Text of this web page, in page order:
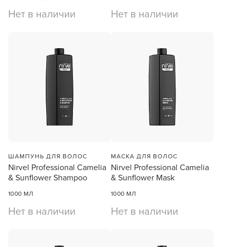
Нет в наличии Нет в наличии
ШАМПУНЬ ДЛЯ ВОЛОС
Nirvel Professional Camelia
& Sunflower Shampoo
1000 МЛ
Нет в наличии
МАСКА ДЛЯ ВОЛОС
Nirvel Professional Camelia
& Sunflower Mask
1000 МЛ
Нет в наличии